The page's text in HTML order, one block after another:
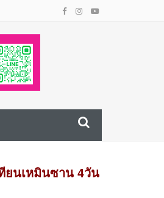
ยนเหมินซาน 4วัน